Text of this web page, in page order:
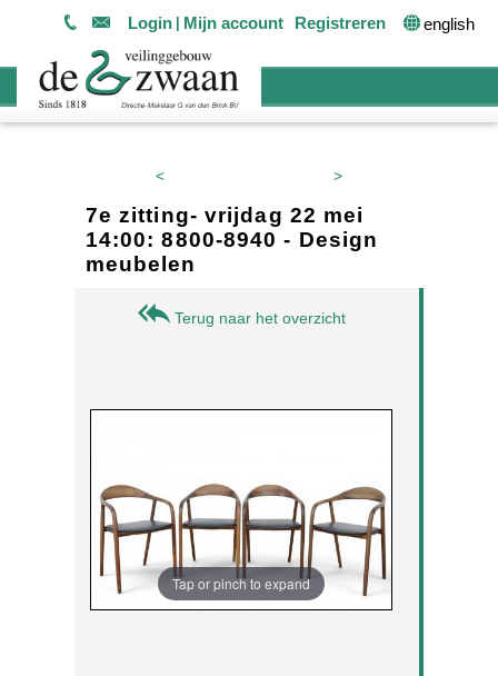
Login Mijn account Registreren english
< >
7e zitting- vrijdag 22 mei
14:00: 8800-8940 - Design
meubelen
Terug naar het overzicht
Tap or pinch to expand